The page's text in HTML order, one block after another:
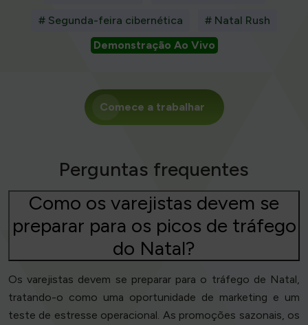
# Segunda-feira cibernética
# Natal Rush
Demonstração Ao Vivo
Comece a trabalhar
Perguntas frequentes
Como os varejistas devem se
preparar para os picos de tráfego
do Natal?
Os varejistas devem se preparar para o tráfego de Natal,
tratando-o como uma oportunidade de marketing e um
teste de estresse operacional. As promoções sazonais, os